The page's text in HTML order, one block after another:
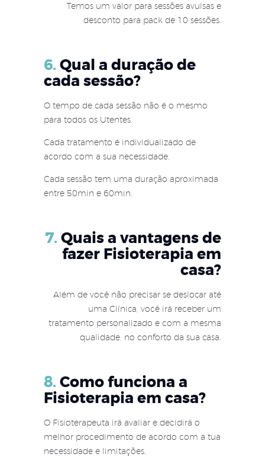
Temos um valor para sessões avulsas e
desconto para pack de 10 sessões.
6. Qual a duração de
cada sessão?
O tempo de cada sessão não é o mesmo
para todos os Utentes.
Cada tratamento é individualizado de
acordo com a sua necessidade.
Cada sessão tem uma duração aproximada
entre 50min e 60min.
7. Quais a vantagens de
fazer Fisioterapia em
casa?
Além de você não precisar se deslocar até
uma Clínica, você irá receber um
tratamento personalizado e com a mesma
qualidade, no conforto da sua casa.
8. Como funciona a
Fisioterapia em casa?
O Fisioterapeuta irá avaliar e decidirá o
melhor procedimento de acordo com a tua
necessidade e limitações.